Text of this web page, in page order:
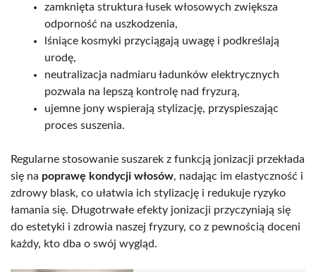
zamknięta struktura łusek włosowych zwiększa
odporność na uszkodzenia,
lśniące kosmyki przyciągają uwagę i podkreślają
urodę,
neutralizacja nadmiaru ładunków elektrycznych
pozwala na lepszą kontrolę nad fryzurą,
ujemne jony wspierają stylizację, przyspieszając
proces suszenia.
Regularne stosowanie suszarek z funkcją jonizacji przekłada
się na poprawę kondycji włosów, nadając im elastyczność i
zdrowy blask, co ułatwia ich stylizację i redukuje ryzyko
łamania się. Długotrwałe efekty jonizacji przyczyniają się
do estetyki i zdrowia naszej fryzury, co z pewnością doceni
każdy, kto dba o swój wygląd.